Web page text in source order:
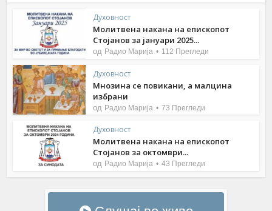
Духовност
Молитвена накана на епископот
Стојанов за јануари 2025...
од Радио Марија 112 Прегледи
Духовност
Мнозина се повикани, а малцина
избрани
од Радио Марија 73 Прегледи
Духовност
Молитвена накана на епископот
Стојанов за октомври...
од Радио Марија 43 Прегледи